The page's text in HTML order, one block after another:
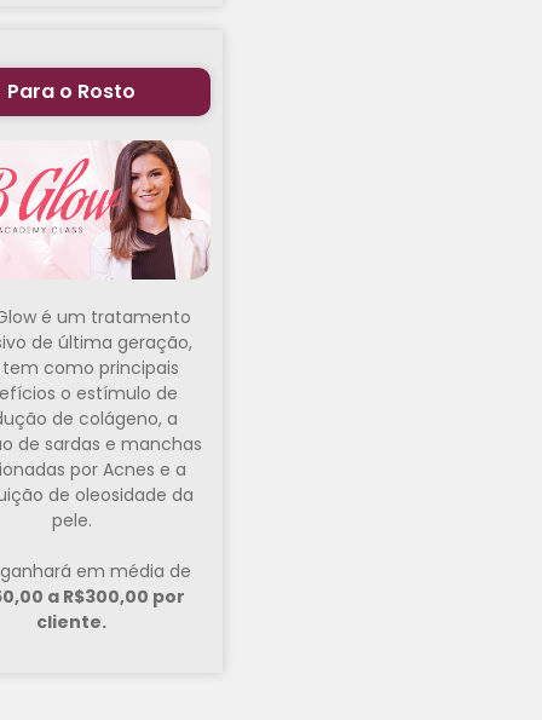
Para o Rosto
é um tratamento
de última geração,
como principais
o estímulo de
de colágeno, a
de sardas e manchas
por Acnes e a
de oleosidade da
pele.
em média de
a R$300,00 por
cliente.